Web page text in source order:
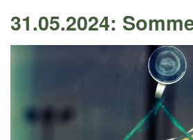
31.05.2024: